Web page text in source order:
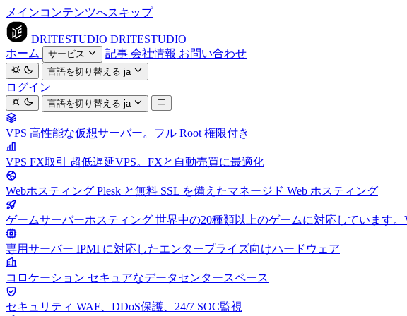
メインコンテンツへスキップ
DRITESTUDIO DRITESTUDIO
ホーム
サービス 記事 会社情報 お問い合わせ
言語を切り替える ja
ログイン
言語を切り替える ja
VPS 高性能な仮想サーバー。フル Root 権限付き
VPS FX取引 超低遅延VPS。FXと自動売買に最適化
Webホスティング Plesk と無料 SSL を備えたマネージド Web ホスティング
ゲームサーバーホスティング 世界中の20種類以上のゲームに対応しています
専用サーバー IPMI に対応したエンタープライズ向けハードウェア
コロケーション セキュアなデータセンタースペース
セキュリティ WAF、DDoS保護、24/7 SOC監視